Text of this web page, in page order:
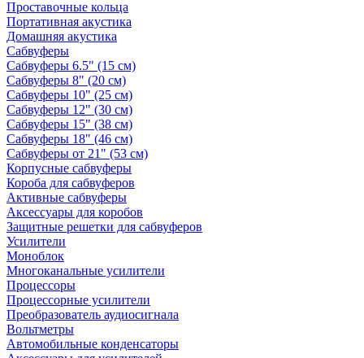
Проставочные кольца
Портативная акустика
Домашняя акустика
Сабвуферы
Сабвуферы 6.5" (15 см)
Сабвуферы 8" (20 см)
Сабвуферы 10" (25 см)
Сабвуферы 12" (30 см)
Сабвуферы 15" (38 см)
Сабвуферы 18" (46 см)
Сабвуферы от 21" (53 см)
Корпусные сабвуферы
Короба для сабвуферов
Активные сабвуферы
Аксессуары для коробов
Защитные решетки для сабвуферов
Усилители
Моноблок
Многоканальные усилители
Процессоры
Процессорные усилители
Преобразователь аудиосигнала
Вольтметры
Автомобильные конденсаторы